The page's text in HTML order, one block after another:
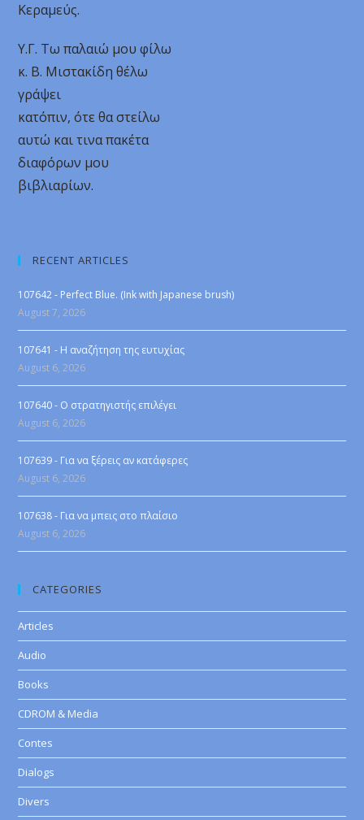
Κεραμεύς.
Υ.Γ. Τω παλαιώ μου φίλω
κ. Β. Μιστακίδη θέλω
γράψει
κατόπιν, ότε θα στείλω
αυτώ και τινα πακέτα
διαφόρων μου
βιβλιαρίων.
RECENT ARTICLES
107642 - Perfect Blue. (Ink with Japanese brush)
August 7, 2026
107641 - Η αναζήτηση της ευτυχίας
August 6, 2026
107640 - Ο στρατηγιστής επιλέγει
August 6, 2026
107639 - Για να ξέρεις αν κατάφερες
August 6, 2026
107638 - Για να μπεις στο πλαίσιο
August 6, 2026
CATEGORIES
Articles
Audio
Books
CDROM & Media
Contes
Dialogs
Divers